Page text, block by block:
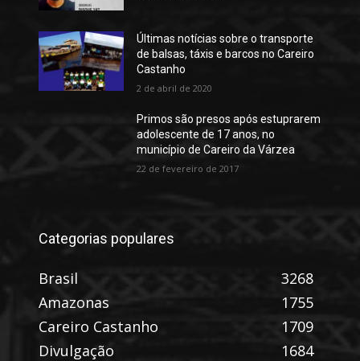
Últimas notícias sobre o transporte
de balsas, táxis e barcos no Careiro
Castanho
2 de abril de 2020
Primos são presos após estuprarem
adolescente de 17 anos, no
município de Careiro da Várzea
22 de fevereiro de 2017
Categorias populares
Brasil
3268
Amazonas
1755
Careiro Castanho
1709
Divulgação
1684